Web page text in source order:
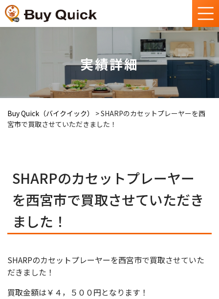
実績詳細
Buy Quick（バイクイック） >SHARPのカセットプレーヤーを西
宮市で買取させていただきました！
SHARPのカセットプレーヤー
を西宮市で買取させていただき
ました！
SHARPのカセットプレーヤーを西宮市で買取させていた
だきました！
買取金額は￥４，５００円となります！